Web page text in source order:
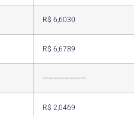
R$ 6,6030
R$ 6,6789
————————
R$ 2,0469